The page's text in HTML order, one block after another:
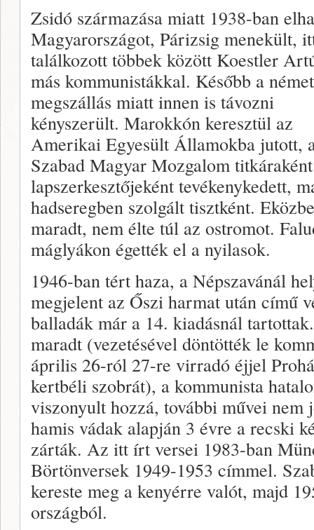
Zsidó származása miatt 1938-ban
Magyarországot, Párizsig menekült,
találkozott többek között Koestler
más kommunistákkal. Később a német
megszállás miatt innen is távozni
kényszerült. Marokkón keresztül az
Amerikai Egyesült Államokba jutott,
Szabad Magyar Mozgalom
lapszerkesztőjeként tevékenykedett,
hadseregben szolgált tisztként.
maradt, nem élte túl az ostromot.
máglyákon égették el a nyilasok.
1946-ban tért haza, a Népszavánál
megjelent az Őszi harmat után című
balladák már a 14. kiadásnál
maradt (vezetésével döntötték le
április 26-ról 27-re virradó éjjel
kertbéli szobrát), a kommunista
viszonyult hozzá, további művei nem
hamis vádak alapján 3 évre a recski
zárták. Az itt írt versei 1983-ban
Börtönversek 1949-1953 címmel.
kereste meg a kenyérre valót, majd
országból.